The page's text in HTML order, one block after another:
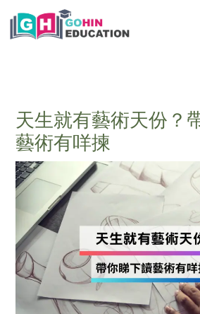
Skip
天生就有藝術天份？
藝術有咩揀